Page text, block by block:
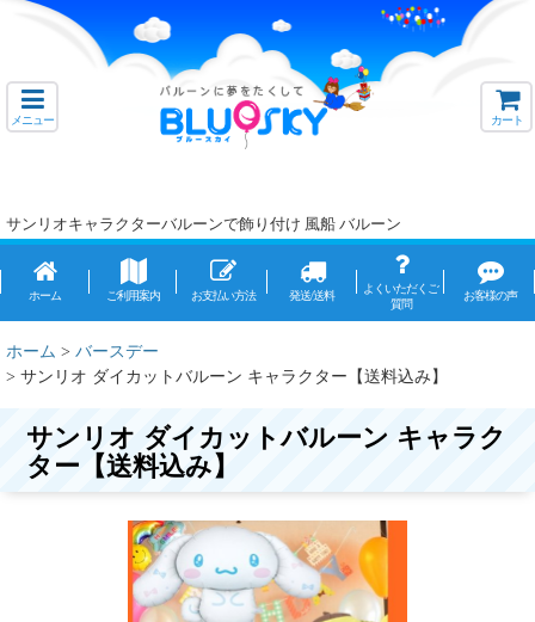
サンリオキャラクターバルーンで飾り付け 風船 バルーン
メニュー カート
ホーム ご利用案内 お支払い方法 発送/送料
よくいただくご
質問
お客様の声
ホーム > バースデー
> サンリオ ダイカットバルーン キャラクター【送料込み】
サンリオ ダイカットバルーン キャラク
ター【送料込み】